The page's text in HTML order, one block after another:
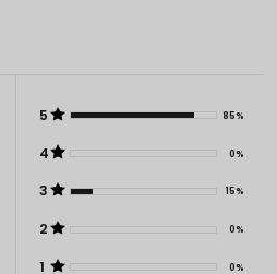
5 85%
4 0%
3 15%
2 0%
1 0%